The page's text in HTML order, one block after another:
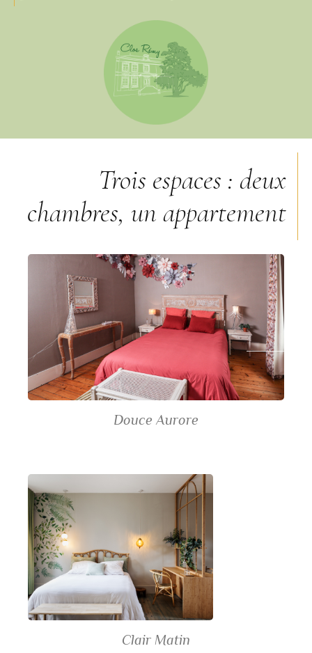
Trois espaces : deux
chambres, un appartement
Douce Aurore
Clair Matin